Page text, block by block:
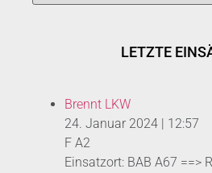
LETZTE
Brennt LKW
24. Januar 2024
12:57
F A2
Einsatzort: BAB A67 ==>